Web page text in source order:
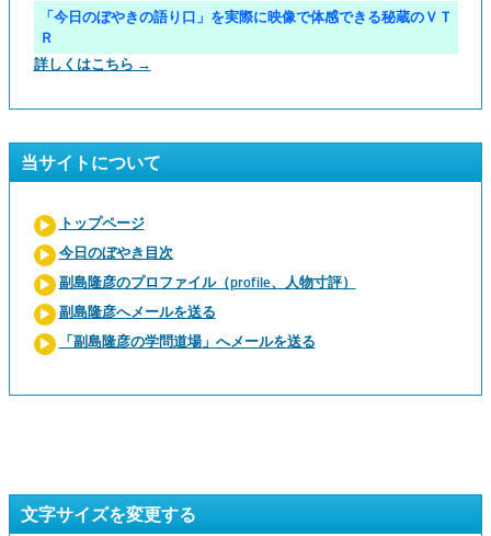
「今日のぼやきの語り口」を実際に映像で体感できる秘蔵のＶＴ
Ｒ
詳しくはこちら →
当サイトについて
トップページ
今日のぼやき目次
副島隆彦のプロファイル（profile、人物寸評）
副島隆彦へメールを送る
「副島隆彦の学問道場」へメールを送る
文字サイズを変更する